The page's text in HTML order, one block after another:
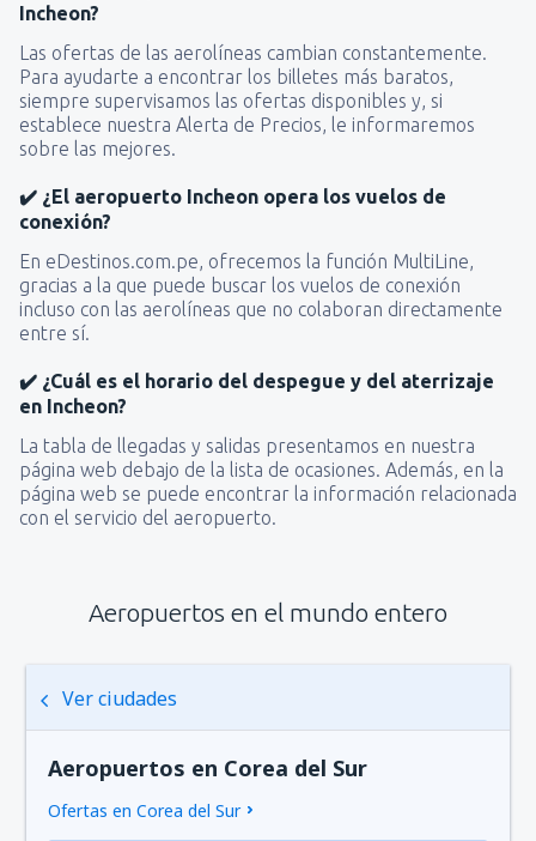
Incheon?
Las ofertas de las aerolíneas cambian constantemente.
Para ayudarte a encontrar los billetes más baratos,
siempre supervisamos las ofertas disponibles y, si
establece nuestra Alerta de Precios, le informaremos
sobre las mejores.
✔️ ¿El aeropuerto Incheon opera los vuelos de
conexión?
En eDestinos.com.pe, ofrecemos la función MultiLine,
gracias a la que puede buscar los vuelos de conexión
incluso con las aerolíneas que no colaboran directamente
entre sí.
✔️ ¿Cuál es el horario del despegue y del aterrizaje
en Incheon?
La tabla de llegadas y salidas presentamos en nuestra
página web debajo de la lista de ocasiones. Además, en la
página web se puede encontrar la información relacionada
con el servicio del aeropuerto.
Aeropuertos en el mundo entero
Ver ciudades
Aeropuertos en Corea del Sur
Ofertas en Corea del Sur